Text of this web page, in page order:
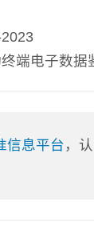
端电子数据
信息平台 ，